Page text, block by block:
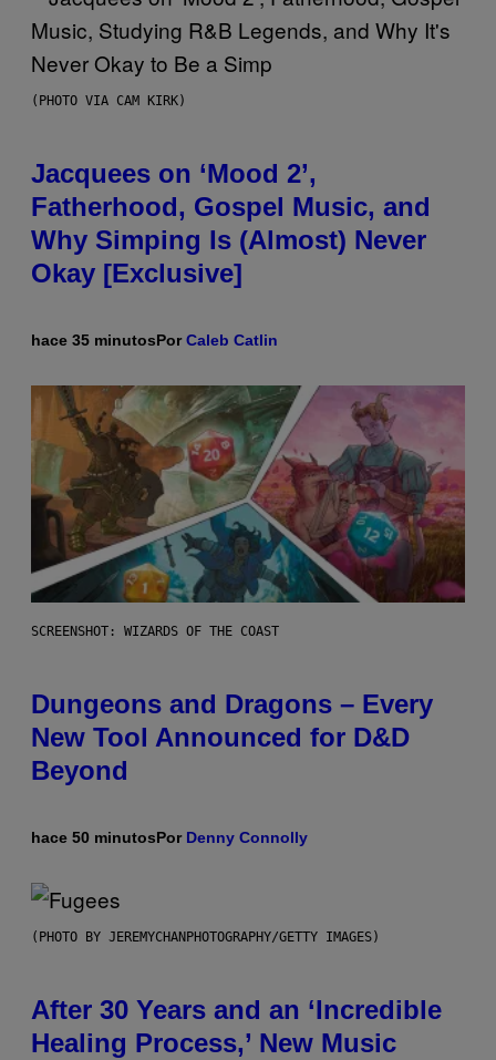
(PHOTO VIA CAM KIRK)
Jacquees on ‘Mood 2’,
Fatherhood, Gospel Music, and
Why Simping Is (Almost) Never
Okay [Exclusive]
hace 35 minutosPorCaleb Catlin
SCREENSHOT: WIZARDS OF THE COAST
Dungeons and Dragons – Every
New Tool Announced for D&D
Beyond
hace 50 minutosPor Denny Connolly
(PHOTO BY JEREMYCHANPHOTOGRAPHY/GETTY IMAGES)
After 30 Years and an ‘Incredible
Healing Process,’ New Music